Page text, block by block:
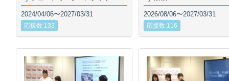
2024/04/06〜2027/03/31
応援数 133
2026/08/06〜2027/03/31
応援数 116